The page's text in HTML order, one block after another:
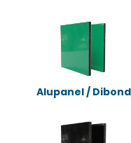
Alupanel / Dibond